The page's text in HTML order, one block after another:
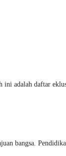
adalah daftar
bangsa.